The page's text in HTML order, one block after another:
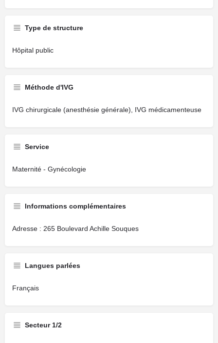
Type de structure
Hôpital public
Méthode d'IVG
IVG chirurgicale (anesthésie générale), IVG médicamenteuse
Service
Maternité - Gynécologie
Informations complémentaires
Adresse : 265 Boulevard Achille Souques
Langues parlées
Français
Secteur 1/2